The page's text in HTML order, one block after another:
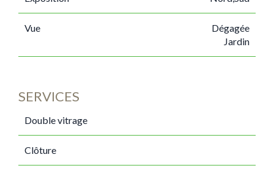
Vue
Dégagée
Jardin
SERVICES
Double vitrage
Clôture